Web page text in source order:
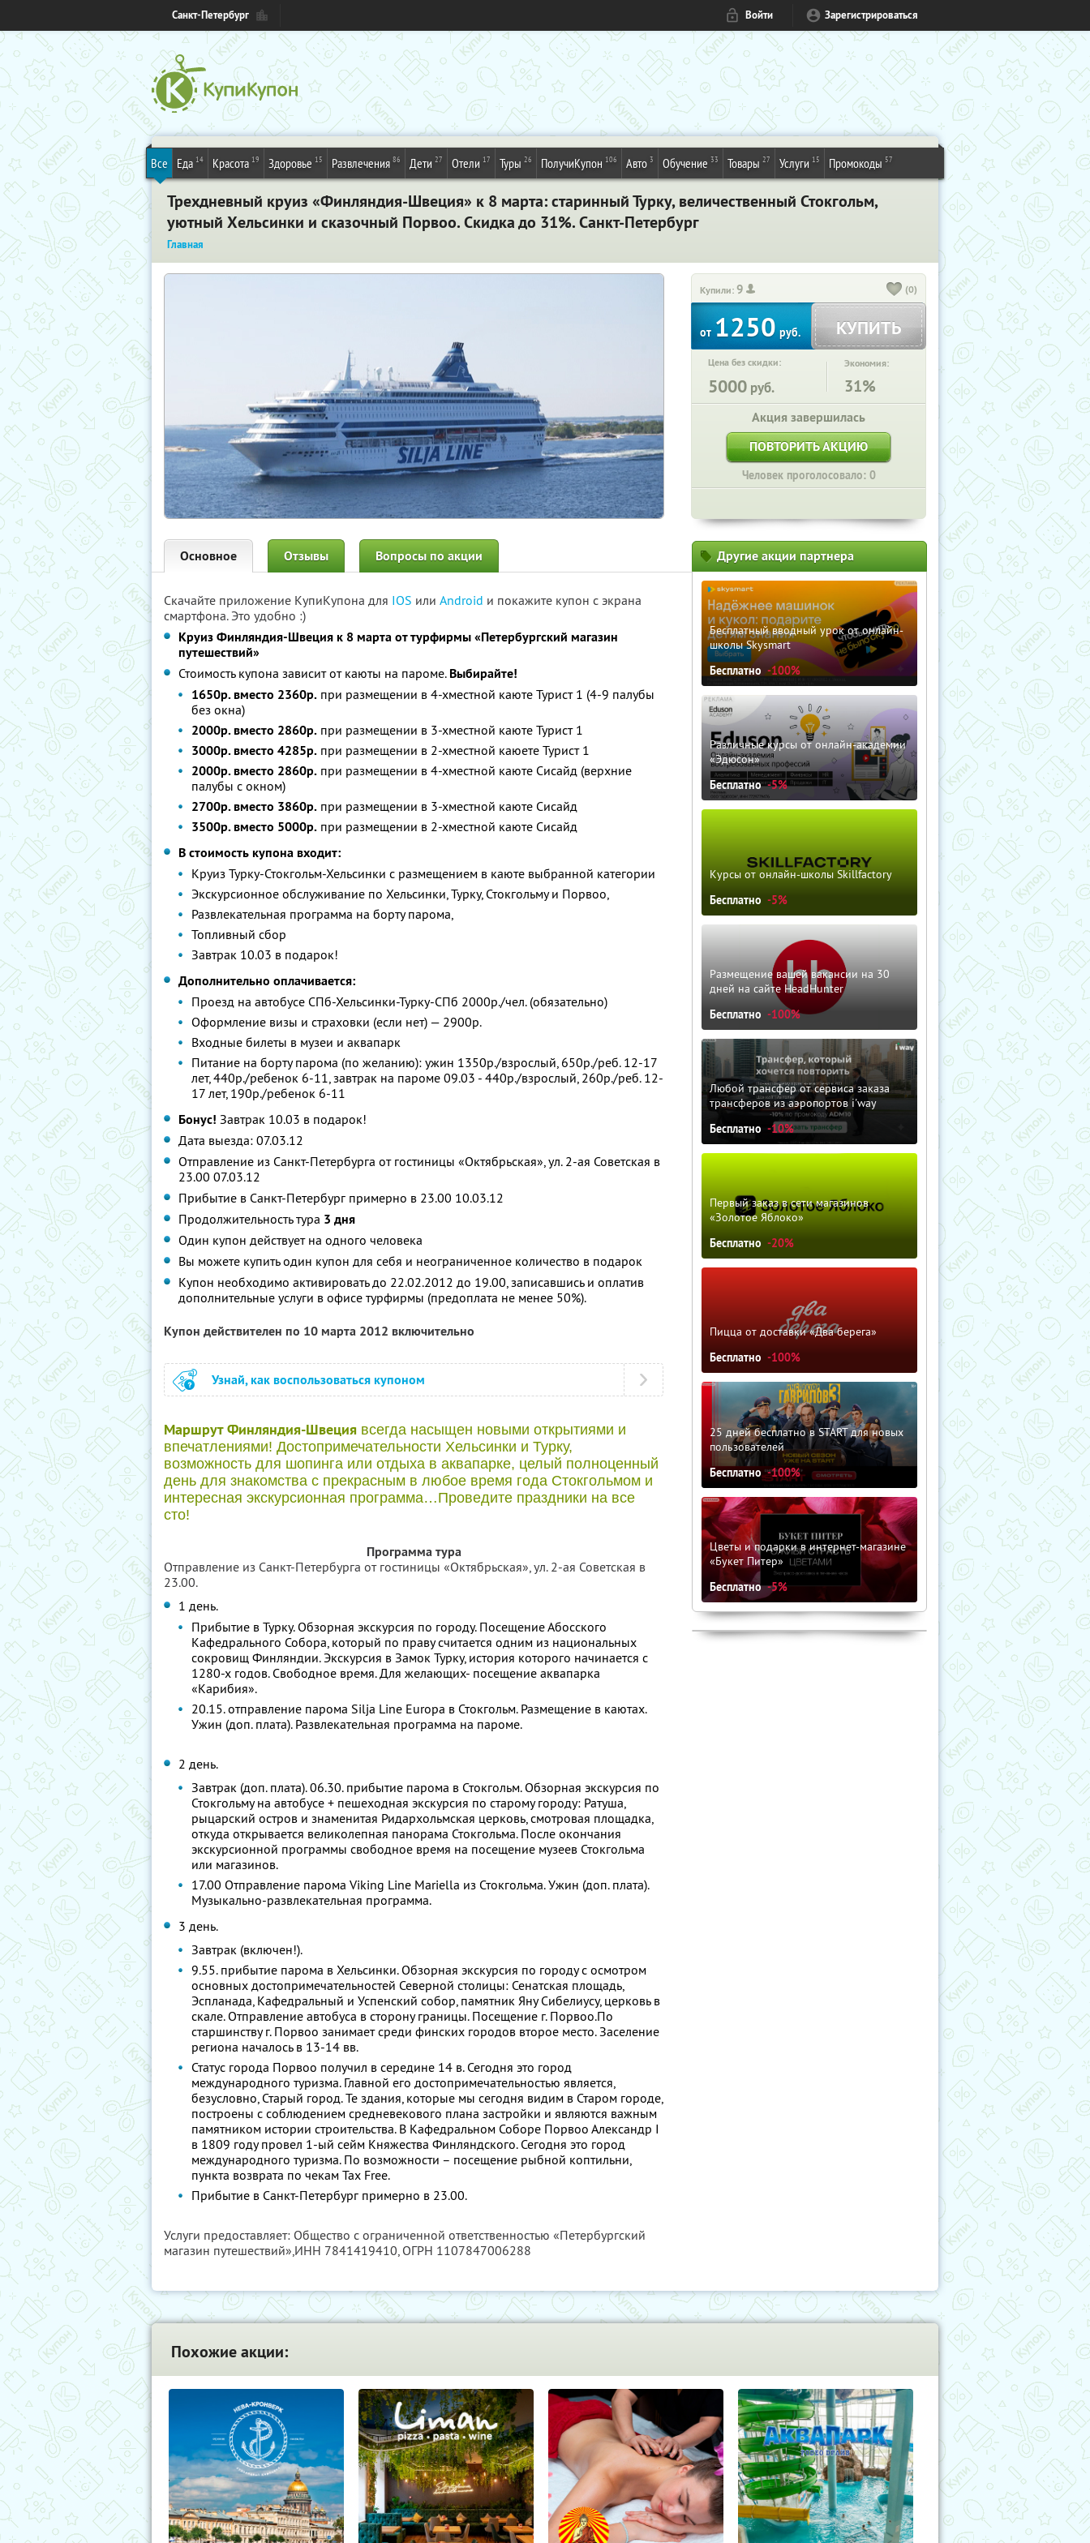
Санкт-Петербург Войти Зарегистрироваться
Все Еда 14 Красота 19 Здоровье 15 Развлечения 86 Дети 27 Отели 17 Туры 26 ПолучиКупон 106 Авто 3 Обучение 33 Товары 27 Услуги 15 Промокоды 57
Трехдневный круиз «Финляндия-Швеция» к 8 марта: старинный Турку, величественный Стокгольм,
уютный Хельсинки и сказочный Порвоо. Скидка до 31%. Санкт-Петербург
Главная
Купили:9 (0)
от 1250 руб. КУПИТЬ
Цена без скидки:
5000 руб.
Экономия:
31%
Акция завершилась
ПОВТОРИТЬ АКЦИЮ
Человек проголосовало: 0
Основное Отзывы Вопросы по акции
Скачайте приложение КупиКупона для IOS или Android и покажите купон с экрана
смартфона. Это удобно :)
Круиз Финляндия-Швеция к 8 марта от турфирмы «Петербургский магазин
путешествий»
Стоимость купона зависит от каюты на пароме. Выбирайте!
1650р. вместо 2360р. при размещении в 4-хместной каюте Турист 1 (4-9 палубы
без окна)
2000р. вместо 2860р. при размещении в 3-хместной каюте Турист 1
3000р. вместо 4285р. при размещении в 2-хместной каюете Турист 1
2000р. вместо 2860р. при размещении в 4-хместной каюте Сисайд (верхние
палубы с окном)
2700р. вместо 3860р. при размещении в 3-хместной каюте Сисайд
3500р. вместо 5000р. при размещении в 2-хместной каюте Сисайд
В стоимость купона входит:
Круиз Турку-Стокгольм-Хельсинки с размещением в каюте выбранной категории
Экскурсионное обслуживание по Хельсинки, Турку, Стокгольму и Порвоо,
Развлекательная программа на борту парома,
Топливный сбор
Завтрак 10.03 в подарок!
Дополнительно оплачивается:
Проезд на автобусе СПб-Хельсинки-Турку-СПб 2000р./чел. (обязательно)
Оформление визы и страховки (если нет) — 2900р.
Входные билеты в музеи и аквапарк
Питание на борту парома (по желанию): ужин 1350р./взрослый, 650р./реб. 12-17
лет, 440р./ребенок 6-11, завтрак на пароме 09.03 - 440р./взрослый, 260р./реб. 12-
17 лет, 190р./ребенок 6-11
Бонус! Завтрак 10.03 в подарок!
Дата выезда: 07.03.12
Отправление из Санкт-Петербурга от гостиницы «Октябрьская», ул. 2-ая Советская в
23.00 07.03.12
Прибытие в Санкт-Петербург примерно в 23.00 10.03.12
Продолжительность тура 3 дня
Один купон действует на одного человека
Вы можете купить один купон для себя и неограниченное количество в подарок
Купон необходимо активировать до 22.02.2012 до 19.00, записавшись и оплатив
дополнительные услуги в офисе турфирмы (предоплата не менее 50%).
Купон действителен по 10 марта 2012 включительно
Узнай, как воспользоваться купоном
Маршрут Финляндия-Швеция всегда насыщен новыми открытиями и
впечатлениями! Достопримечательности Хельсинки и Турку,
возможность для шопинга или отдыха в аквапарке, целый полноценный
день для знакомства с прекрасным в любое время года Стокгольмом и
интересная экскурсионная программа…Проведите праздники на все
сто!
Программа тура
Отправление из Санкт-Петербурга от гостиницы «Октябрьская», ул. 2-ая Советская в
23.00.
1 день.
Прибытие в Турку. Обзорная экскурсия по городу. Посещение Абосского
Кафедрального Собора, который по праву считается одним из национальных
сокровищ Финляндии. Экскурсия в Замок Турку, история которого начинается с
1280-х годов. Свободное время. Для желающих- посещение аквапарка
«Карибия».
20.15. отправление парома Silja Line Europa в Стокгольм. Размещение в каютах.
Ужин (доп. плата). Развлекательная программа на пароме.
2 день.
Завтрак (доп. плата). 06.30. прибытие парома в Стокгольм. Обзорная экскурсия по
Стокгольму на автобусе + пешеходная экскурсия по старому городу: Ратуша,
рыцарский остров и знаменитая Ридархольмская церковь, смотровая площадка,
откуда открывается великолепная панорама Стокгольма. После окончания
экскурсионной программы свободное время на посещение музеев Стокгольма
или магазинов.
17.00 Отправление парома Viking Line Mariella из Стокгольма. Ужин (доп. плата).
Музыкально-развлекательная программа.
3 день.
Завтрак (включен!).
9.55. прибытие парома в Хельсинки. Обзорная экскурсия по городу с осмотром
основных достопримечательностей Северной столицы: Сенатская площадь,
Эспланада, Кафедральный и Успенский собор, памятник Яну Сибелиусу, церковь в
скале. Отправление автобуса в сторону границы. Посещение г. Порвоо.По
старшинству г. Порвоо занимает среди финских городов второе место. Заселение
региона началось в 13-14 вв.
Статус города Порвоо получил в середине 14 в. Сегодня это город
международного туризма. Главной его достопримечательностью является,
безусловно, Старый город. Те здания, которые мы сегодня видим в Старом городе,
построены с соблюдением средневекового плана застройки и являются важным
памятником истории строительства. В Кафедральном Соборе Порвоо Александр I
в 1809 году провел 1-ый сейм Княжества Финляндского. Сегодня это город
международного туризма. По возможности – посещение рыбной коптильни,
пункта возврата по чекам Tax Free.
Прибытие в Санкт-Петербург примерно в 23.00.
Услуги предоставляет: Общество с ограниченной ответственностью «Петербургский
магазин путешествий»,ИНН 7841419410, ОГРН 1107847006288
Другие акции партнера
Бесплатный вводный урок от онлайн-
школы Skysmart
Бесплатно -100%
Различные курсы от онлайн-академии
«Эдюсон»
Бесплатно -5%
Курсы от онлайн-школы Skillfactory
Бесплатно -5%
Размещение вашей вакансии на 30
дней на сайте HeadHunter
Бесплатно -100%
Любой трансфер от сервиса заказа
трансферов из аэропортов i'way
Бесплатно -10%
Первый заказ в сети магазинов
«Золотое Яблоко»
Бесплатно -20%
Пицца от доставки «Два берега»
Бесплатно -100%
25 дней бесплатно в START для новых
пользователей
Бесплатно -100%
Цветы и подарки в интернет-магазине
«Букет Питер»
Бесплатно -5%
Похожие акции: